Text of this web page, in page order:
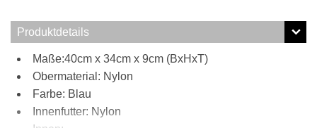
Produktdetails
Maße:40cm x 34cm x 9cm (BxHxT)
Obermaterial: Nylon
Farbe: Blau
Innenfutter: Nylon